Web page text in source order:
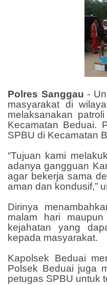
Polres Sanggau -
masyarakat di
melaksanakan
Kecamatan Beduai.
SPBU di Kecamatan
“Tujuan kami
adanya gangguan
agar bekerja sama
aman dan kondusif,”
Dirinya
malam hari
kejahatan yang
kepada masyarakat.
Kapolsek Beduai
Polsek Beduai juga
petugas SPBU untuk